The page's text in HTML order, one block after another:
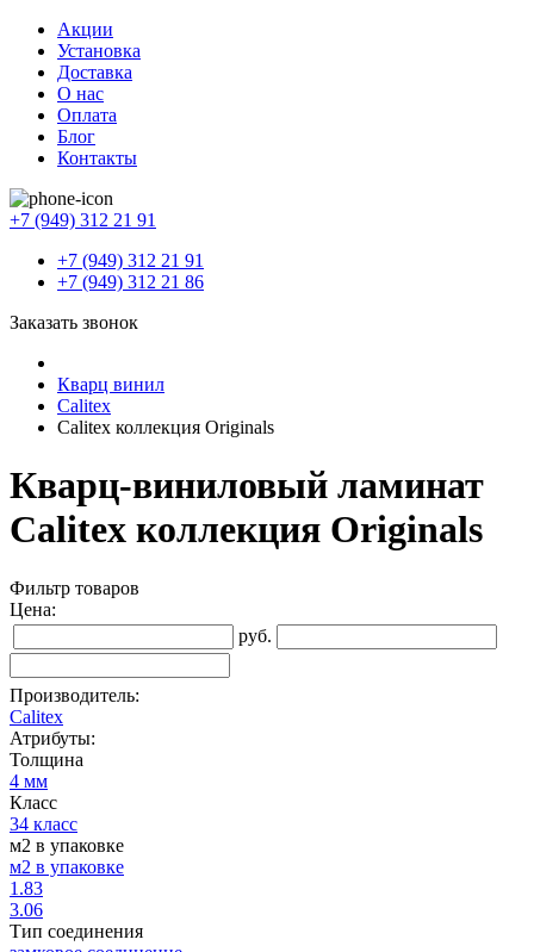
Акции
Установка
Доставка
О нас
Оплата
Блог
Контакты
+7 (949) 312 21 91
+7 (949) 312 21 91
+7 (949) 312 21 86
Заказать звонок
Кварц винил
Calitex
Calitex коллекция Originals
Кварц-виниловый ламинат
Calitex коллекция Originals
Фильтр товаров
Цена:
руб.
Производитель:
Calitex
Атрибуты:
Толщина
4 мм
Класс
34 класс
м2 в упаковке
м2 в упаковке
1.83
3.06
Тип соединения